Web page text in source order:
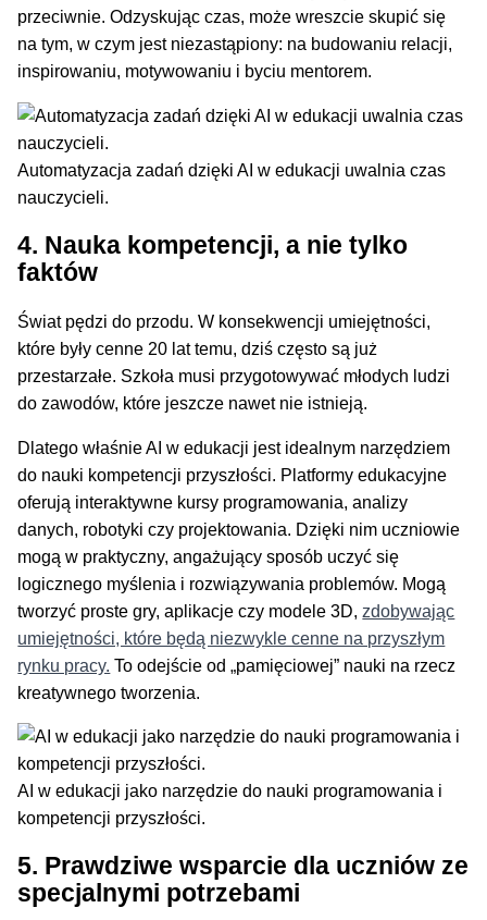
przeciwnie. Odzyskując czas, może wreszcie skupić się
na tym, w czym jest niezastąpiony: na budowaniu relacji,
inspirowaniu, motywowaniu i byciu mentorem.
Automatyzacja zadań dzięki AI w edukacji uwalnia czas
nauczycieli.
4. Nauka kompetencji, a nie tylko
faktów
Świat pędzi do przodu. W konsekwencji umiejętności,
które były cenne 20 lat temu, dziś często są już
przestarzałe. Szkoła musi przygotowywać młodych ludzi
do zawodów, które jeszcze nawet nie istnieją.
Dlatego właśnie AI w edukacji jest idealnym narzędziem
do nauki kompetencji przyszłości. Platformy edukacyjne
oferują interaktywne kursy programowania, analizy
danych, robotyki czy projektowania. Dzięki nim uczniowie
mogą w praktyczny, angażujący sposób uczyć się
logicznego myślenia i rozwiązywania problemów. Mogą
tworzyć proste gry, aplikacje czy modele 3D, zdobywając
umiejętności, które będą niezwykle cenne na przyszłym
rynku pracy. To odejście od „pamięciowej” nauki na rzecz
kreatywnego tworzenia.
AI w edukacji jako narzędzie do nauki programowania i
kompetencji przyszłości.
5. Prawdziwe wsparcie dla uczniów ze
specjalnymi potrzebami